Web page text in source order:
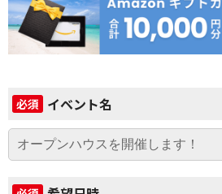
必須 イベント名